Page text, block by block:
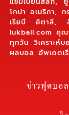
โกปา อเมริกา,
เรียบี อิตาลี,
lukball.com คุ
ทุกวัน วิเคราะห์
ผลบอล อัพเดตเ
ข่าวฟุตบอล